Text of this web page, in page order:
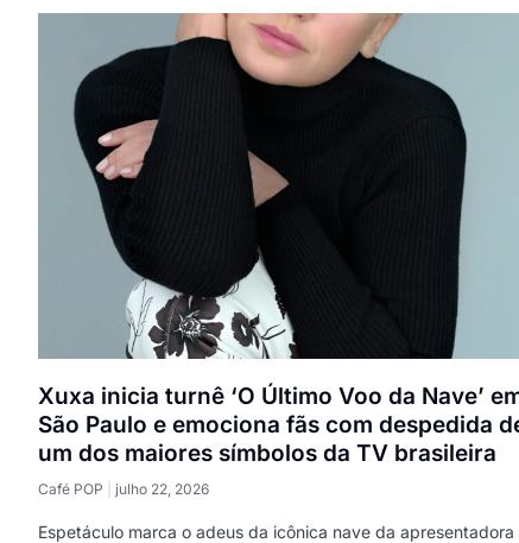
Xuxa inicia turnê ‘O Último Voo da Nave’
São Paulo e emociona fãs com despedida
um dos maiores símbolos da TV brasileira
Café POP julho 22, 2026
Espetáculo marca o adeus da icônica nave da apresentadora